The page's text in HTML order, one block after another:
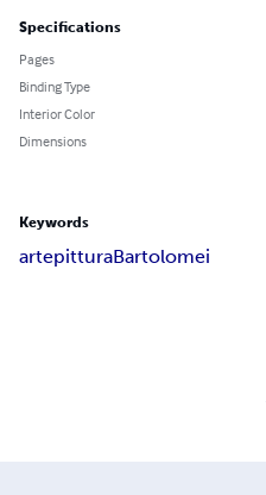
Specifications
Pages
Binding Type
Interior Color
Dimensions
Keywords
artepitturaBartolomei